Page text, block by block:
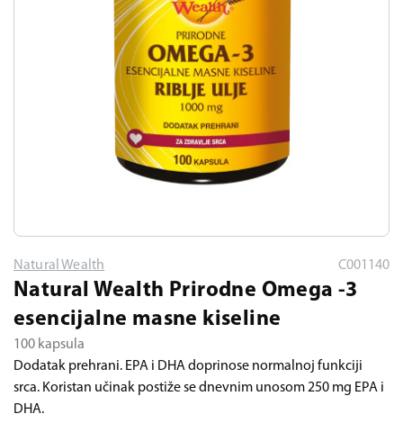
Natural Wealth C001140
Natural Wealth Prirodne Omega -3
esencijalne masne kiseline
100 kapsula
Dodatak prehrani. EPA i DHA doprinose normalnoj funkciji
srca. Koristan učinak postiže se dnevnim unosom 250 mg EPA i
DHA.